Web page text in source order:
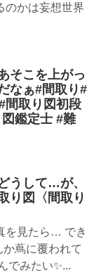
のかは妄想世界
そこを上がっ
なぁ#間取り#
間取り図初段
鑑定士 #難
うして…が、
り図〈間取り
を見たら… でき
蔦に覆われて
でみたい✨...